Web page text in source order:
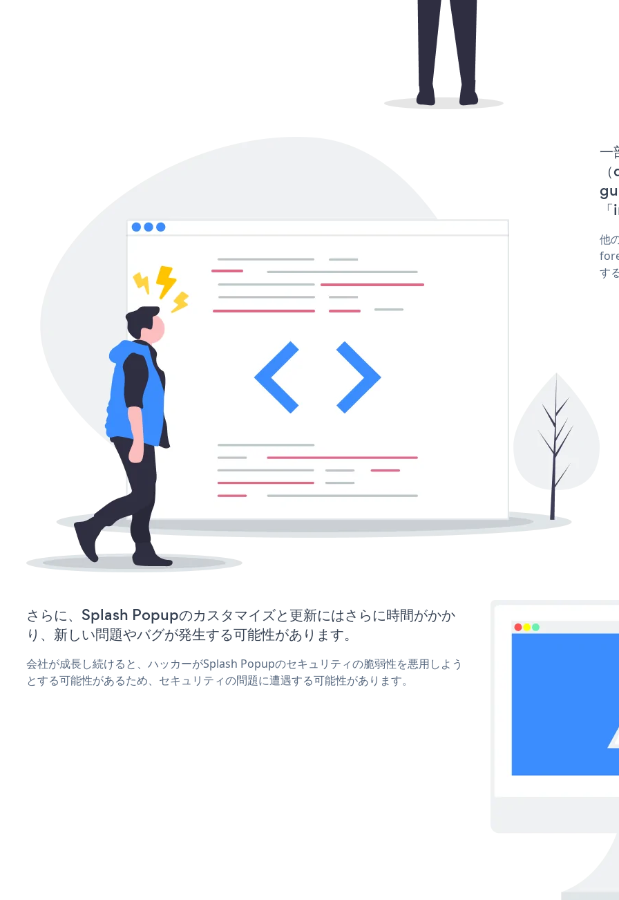
一
他
す
さらに、Splash Popupのカスタマイズと更新にはさらに時間がかか
り、新しい問題やバグが発生する可能性があります。
会社が成長し続けると、ハッカーがSplash Popupのセキュリティの脆弱性を悪用しよう
とする可能性があるため、セキュリティの問題に遭遇する可能性があります。